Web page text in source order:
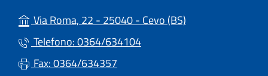
Via Roma, 22 - 25040 - Cevo (BS)
Telefono: 0364/634104
Fax: 0364/634357